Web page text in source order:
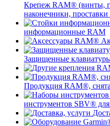
Крепеж RAM® (винты,
наконечники,
информационные RAM
Защищенные
Продукция RAM®,
инструментов SBV®